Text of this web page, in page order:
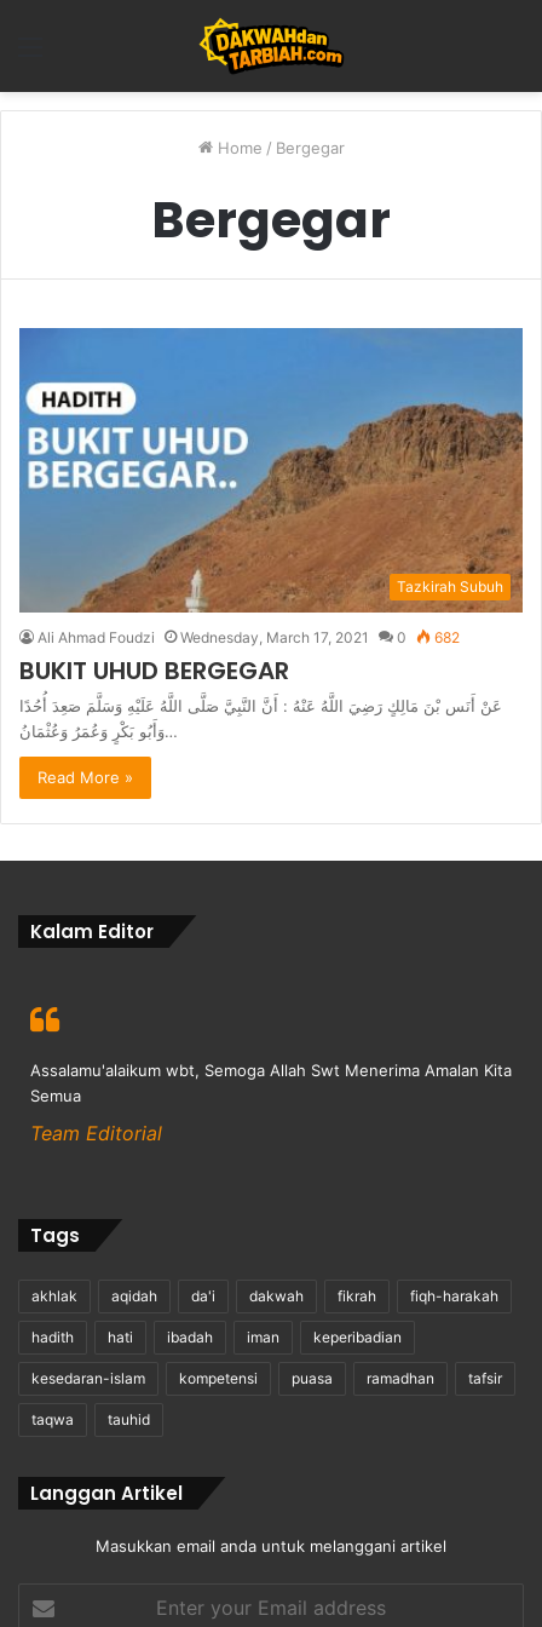
Home / Bergegar
Bergegar
Tazkirah Subuh
Ali Ahmad Foudzi Wednesday, March 17, 2021 0 682
BUKIT UHUD BERGEGAR
عَنْ أَنَس بْنَ مَالِكٍ رَضِيَ اللَّهُ عَنْهُ : أَنَّ النَّبِيَّ صَلَّى اللَّهُ عَلَيْهِ وَسَلَّمَ صَعِدَ أُحُدًا
وَأَبُو بَكْرٍ وَعُمَرُ وَعُثْمَانُ…
Read More »
Kalam Editor
Assalamu'alaikum wbt, Semoga Allah Swt Menerima Amalan Kita
Semua
Team Editorial
Tags
akhlak aqidah da'i dakwah fikrah fiqh-harakah
hadith hati ibadah iman keperibadian
kesedaran-islam kompetensi puasa ramadhan tafsir
taqwa tauhid
Langgan Artikel
Masukkan email anda untuk melanggani artikel
your